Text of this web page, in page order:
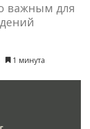
важным для
1 минута